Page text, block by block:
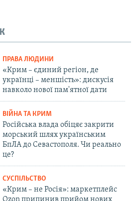
ПРАВА ЛЮДИНИ
«Крим – єдиний регіон, де
українці – меншість»: дискусія
навколо нової пам'ятної дати
ВІЙНА ТА КРИМ
Російська влада обіцяє закрити
морський шлях українським
БпЛА до Севастополя. Чи реально
це?
СУСПІЛЬСТВО
«Крим – не Росія»: маркетплейс